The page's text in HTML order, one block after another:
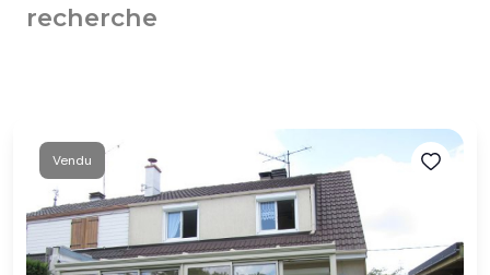
recherche
Vendu